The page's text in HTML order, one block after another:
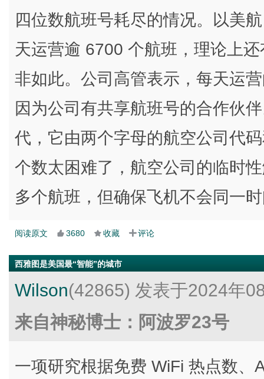
四位数航班号耗尽的情况。以美
天运营逾 6700 个航班，理论上
非如此。公司高管表示，每天运
因为公司有共享航班号的合作伙
代，它由两个字母的航空公司代
个数太困难了，航空公司的临时
多个航班，但确保飞机不会同一
阅读原文 3680 收藏 评论
西雅图是美国最“智能”的城市
Wilson(42865) 发表于2024年
来自神秘博士：阿波罗23号
一项研究根据免费 WiFi 热点数